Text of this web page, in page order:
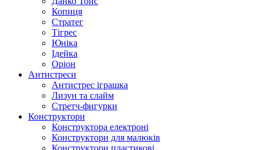
Копиця
Стратег
Тігрес
Юніка
Ідейка
Оріон
Антистреси
Антистрес іграшка
Лизун та слайм
Стретч-фигурки
Конструктори
Конструктора електроні
Конструктори для малюків
Конструктори пластикові